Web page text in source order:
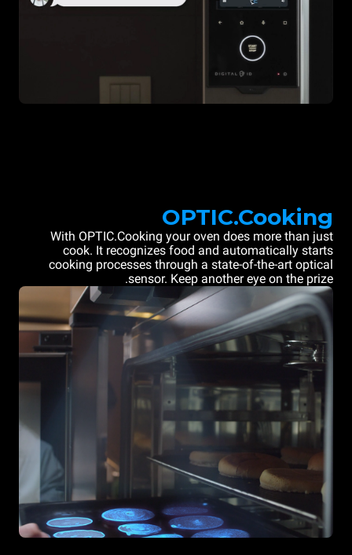
OPTIC.Cooking
With OPTIC.Cooking your oven does more than just
cook. It recognizes food and automatically starts
cooking processes through a state-of-the-art optical
sensor. Keep another eye on the prize.